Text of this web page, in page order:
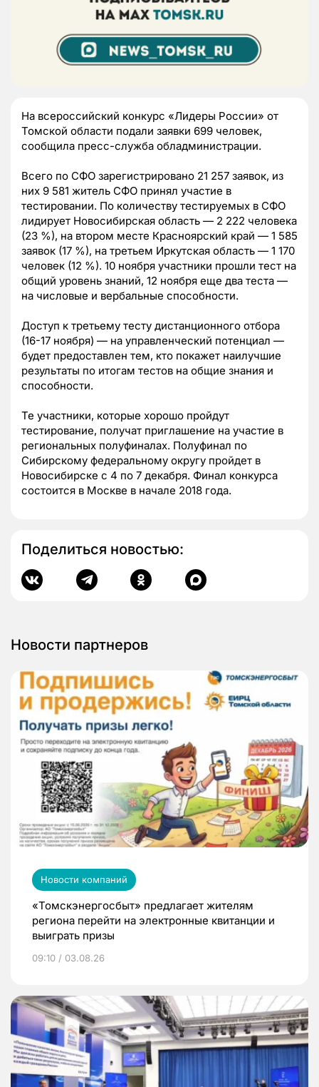
На всероссийский конкурс «Лидеры России» от
Томской области подали заявки 699 человек,
сообщила пресс-служба обладминистрации.
Всего по СФО зарегистрировано 21 257 заявок, из
них 9 581 житель СФО принял участие в
тестировании. По количеству тестируемых в СФО
лидирует Новосибирская область — 2 222 человека
(23 %), на втором месте Красноярский край — 1 585
заявок (17 %), на третьем Иркутская область — 1 170
человек (12 %). 10 ноября участники прошли тест на
общий уровень знаний, 12 ноября еще два теста —
на числовые и вербальные способности.
Доступ к третьему тесту дистанционного отбора
(16-17 ноября) — на управленческий потенциал —
будет предоставлен тем, кто покажет наилучшие
результаты по итогам тестов на общие знания и
способности.
Те участники, которые хорошо пройдут
тестирование, получат приглашение на участие в
региональных полуфиналах. Полуфинал по
Сибирскому федеральному округу пройдет в
Новосибирске с 4 по 7 декабря. Финал конкурса
состоится в Москве в начале 2018 года.
Поделиться новостью:
Новости партнеров
Новости компаний
«Томскэнергосбыт» предлагает жителям
региона перейти на электронные квитанции и
выиграть призы
09:10 / 03.08.26